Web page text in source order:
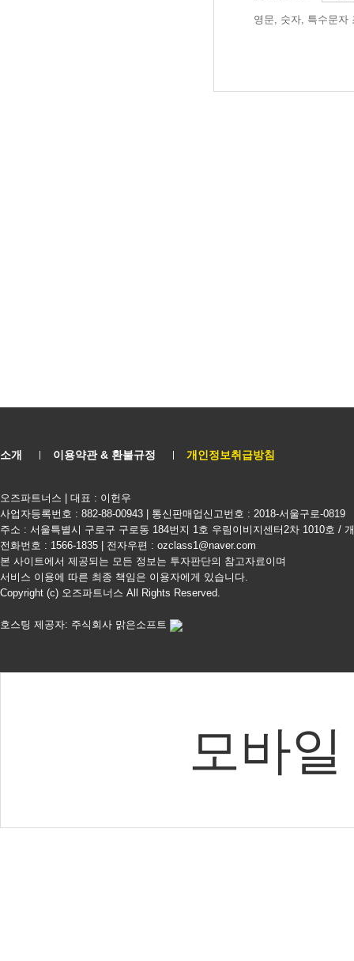
영문, 숫자, 특수문자
소개 이용약관 & 환불규정 개인정보취급방침
오즈파트너스 | 대표 : 이헌우
사업자등록번호 : 882-88-00943 | 통신판매업신고번호 : 2018-서울구로-0819
주소 : 서울특별시 구로구 구로동 184번지 1호 우림이비지센터2차 1010호 /
전화번호 : 1566-1835 | 전자우편 : ozclass1@naver.com
본 사이트에서 제공되는 모든 정보는 투자판단의 참고자료이며
서비스 이용에 따른 최종 책임은 이용자에게 있습니다.
Copyright (c) 오즈파트너스 All Rights Reserved.
호스팅 제공자: 주식회사 맑은소프트
모바